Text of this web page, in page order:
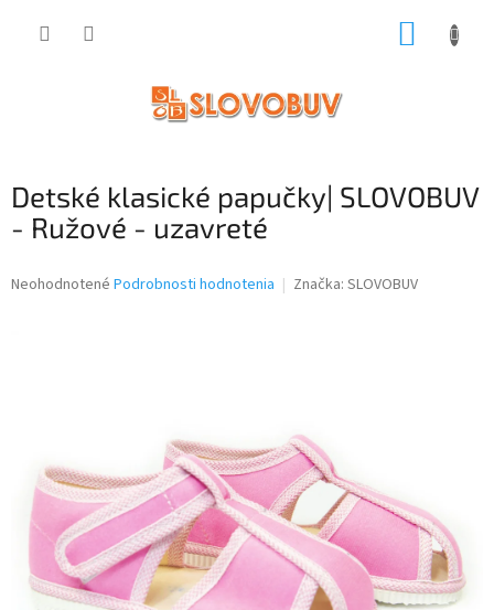
Detské klasické papučky| SLOVOBUV
- Ružové - uzavreté
Priemerné
Neohodnotené Podrobnosti hodnotenia Značka: SLOVOBUV